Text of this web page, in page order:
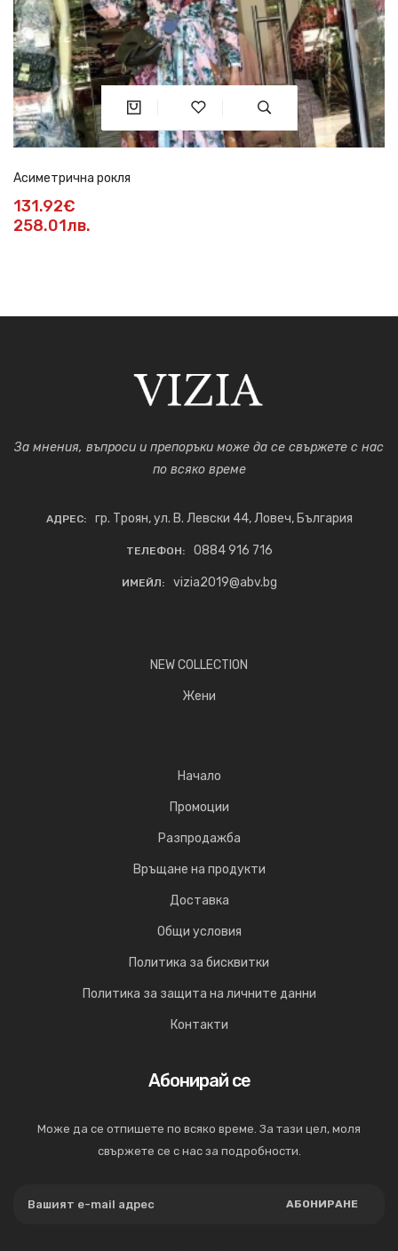
Асиметрична рокля
131.92€
258.01лв.
За мнения, въпроси и препоръки може да се свържете с нас
по всяко време
АДРЕС: гр. Троян, ул. В. Левски 44, Ловеч, България
ТЕЛЕФОН: 0884 916 716
ИМЕЙЛ: vizia2019@abv.bg
NEW COLLECTION
Жени
Начало
Промоции
Разпродажба
Връщане на продукти
Доставка
Общи условия
Политика за бисквитки
Политика за защита на личните данни
Контакти
Абонирай се
Може да се отпишете по всяко време. За тази цел, моля
свържете се с нас за подробности.
АБОНИРАНЕ